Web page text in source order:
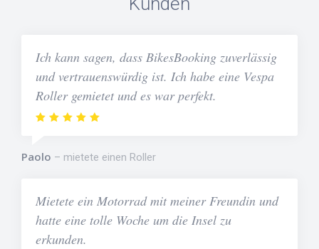
Ich kann sagen, dass BikesBooking zuverlässig
und vertrauenswürdig ist. Ich habe eine Vespa
Roller gemietet und es war perfekt.
Paolo mietete einen Roller
Mietete ein Motorrad mit meiner Freundin und
hatte eine tolle Woche um die Insel zu
erkunden.